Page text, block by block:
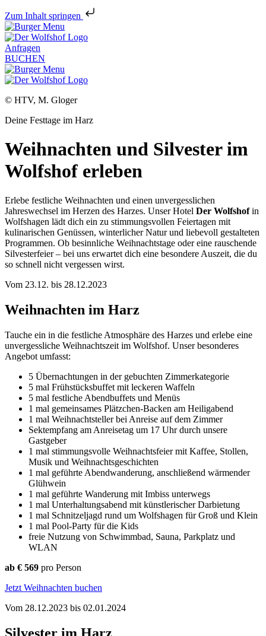
Zum Inhalt springen
Anfragen
BUCHEN
© HTV, M. Gloger
Deine Festtage im Harz
Weihnachten und Silvester im
Wolfshof erleben
Erlebe festliche Weihnachten und einen unvergesslichen
Jahreswechsel im Herzen des Harzes. Unser Hotel Der Wolfshofin
Wolfshagen lädt dich ein zu stimmungsvollen Feiertagen mit
kulinarischen Genüssen, winterlicher Natur und liebevoll gestalteten
Programmen. Ob besinnliche Weihnachtstage oder eine rauschende
Silvesterfeier – bei uns erwartet dich eine besondere Auszeit, die du
so schnell nicht vergessen wirst.
Vom 23.12. bis 28.12.2023
Weihnachten im Harz
Tauche ein in die festliche Atmosphäre des Harzes und erlebe eine
unvergessliche Weihnachtszeit im Wolfshof. Unser besonderes
Angebot umfasst:
5 Übernachtungen in der gebuchten Zimmerkategorie
5 mal Frühstücksbuffet mit leckeren Waffeln
5 mal festliche Abendbuffets und Menüs
1 mal gemeinsames Plätzchen-Backen am Heiligabend
1 mal Weihnachtsteller bei Anreise auf dem Zimmer
Sektempfang am Anreisetag um 17 Uhr durch unsere
Gastgeber
1 mal stimmungsvolle Weihnachtsfeier mit Kaffee, Stollen,
Musik und Weihnachtsgeschichten
1 mal geführte Abendwanderung, anschließend wärmender
Glühwein
1 mal geführte Wanderung mit Imbiss unterwegs
1 mal Unterhaltungsabend mit künstlerischer Darbietung
1 mal Schnitzeljagd rund um Wolfshagen für Groß und Klein
1 mal Pool-Party für die Kids
freie Nutzung von Schwimmbad, Sauna, Parkplatz und
WLAN
ab € 569 pro Person
Jetzt Weihnachten buchen
Vom 28.12.2023 bis 02.01.2024
Silvester im Harz